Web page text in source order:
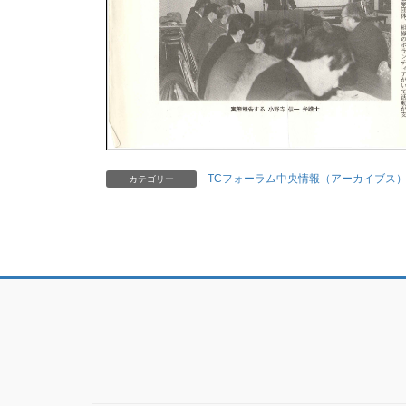
カテゴリー TCフォーラム中央情報（アーカイブス）